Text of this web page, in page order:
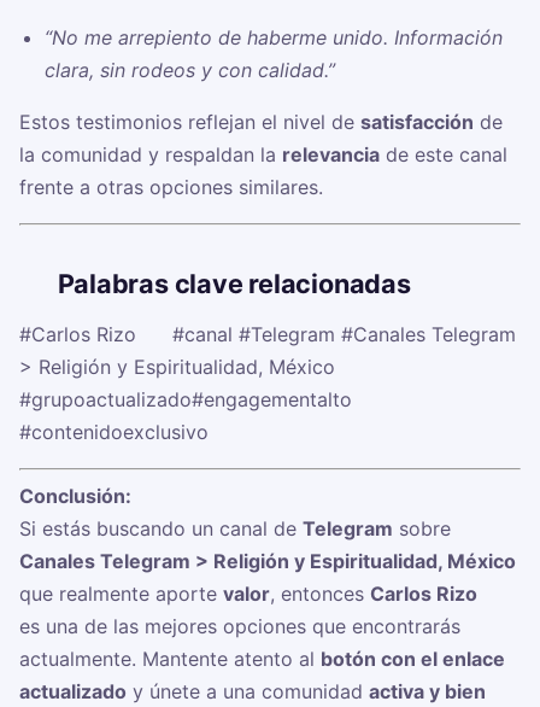
“No me arrepiento de haberme unido. Información
clara, sin rodeos y con calidad.”
Estos testimonios reflejan el nivel de satisfacción de
la comunidad y respaldan la relevancia de este canal
frente a otras opciones similares.
Palabras clave relacionadas
#Carlos Rizo ✍ #canal #Telegram #Canales Telegram
> Religión y Espiritualidad, México
#grupoactualizado#engagementalto
#contenidoexclusivo
Conclusión:
Si estás buscando un canal de Telegram sobre
Canales Telegram > Religión y Espiritualidad, México
que realmente aporte valor, entonces Carlos Rizo ✍
es una de las mejores opciones que encontrarás
actualmente. Mantente atento al botón con el enlace
actualizado y únete a una comunidad activa y bien